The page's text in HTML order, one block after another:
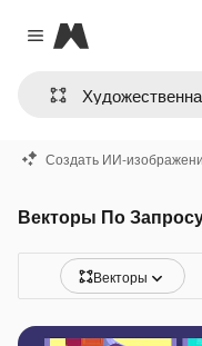
Close menu
Magnific
Создать ИИ-
Векторы